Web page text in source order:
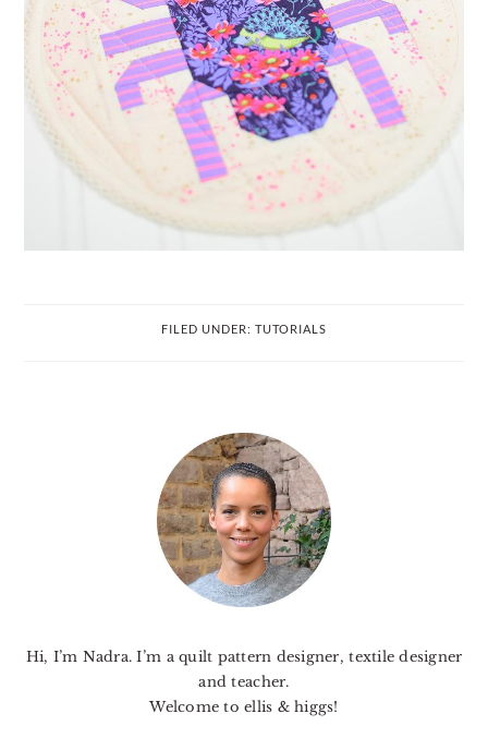
FILED UNDER: TUTORIALS
Hi, I’m Nadra. I’m a quilt pattern designer, textile designer
and teacher.
Welcome to ellis & higgs!